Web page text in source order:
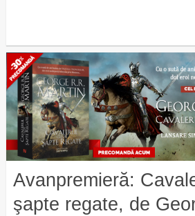
Avanpremieră:
şapte regate, de